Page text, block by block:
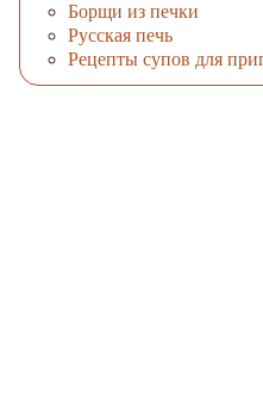
Борщи из печки
Русская печь
Рецепты супов для